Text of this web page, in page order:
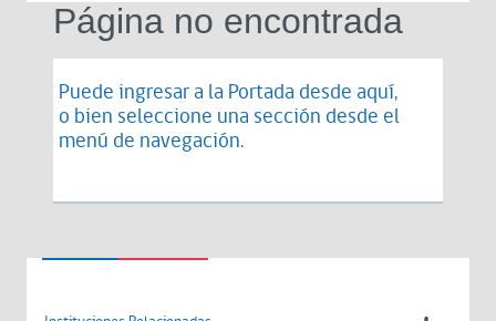
Página no encontrada
Puede ingresar a la Portada desde aquí,
o bien seleccione una sección desde el
menú de navegación.